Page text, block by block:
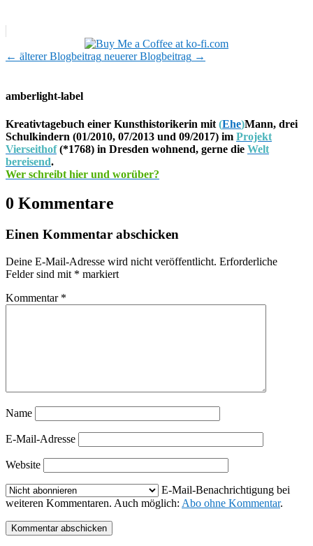
← älterer Blogbeitrag neuerer Blogbeitrag →
amberlight-label
Kreativtagebuch einer Kunsthistorikerin mit (Ehe)Mann, drei
Schulkindern (01/2010, 07/2013 und 09/2017) im Projekt
Vierseithof(*1768) in Dresden wohnend, gerne die Welt
bereisend.
Wer schreibt hier und worüber?
0 Kommentare
Einen Kommentar abschicken
Deine E-Mail-Adresse wird nicht veröffentlicht. Erforderliche
Felder sind mit * markiert
Kommentar *
Name
E-Mail-Adresse
Website
E-Mail-Benachrichtigung bei
weiteren Kommentaren. Auch möglich: Abo ohne Kommentar.
Kommentar abschicken